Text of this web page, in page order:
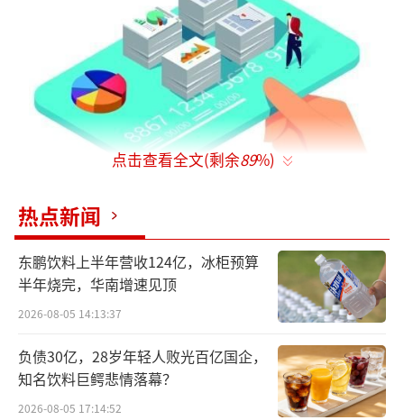
业绩：放缓与分化
六大行前三季度“成绩单”集体“出
炉”。10月30日，工商银行、农业银行、中国
银行、建设银行、交通银行、邮储银行集体公
布三季报。整体来看，六大行前三季度归母净
利润共计10594.44亿元，平均日赚近38.67亿
点击查看全文(剩余89%)
热点新闻
东鹏饮料上半年营收124亿，冰柜预算
半年烧完，华南增速见顶
2026-08-05 14:13:37
负债30亿，28岁年轻人败光百亿国企，
知名饮料巨鳄悲情落幕？
2026-08-05 17:14:52